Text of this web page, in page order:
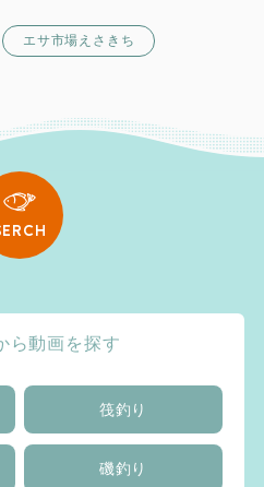
エサ市場えさきち
ら動画を探す
筏釣り
磯釣り